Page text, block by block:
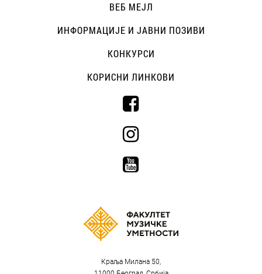
Краља Милана 50,
ВЕБ МЕЈЛ
ИНФОРМАЦИЈЕ И ЈАВНИ ПОЗИВИ
КОНКУРСИ
КОРИСНИ ЛИНКОВИ